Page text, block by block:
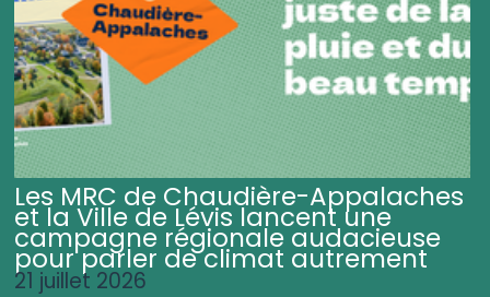
Les MRC de Chaudière-Appalaches
et la Ville de Lévis lancent une
campagne régionale audacieuse
pour parler de climat autrement
21 juillet 2026